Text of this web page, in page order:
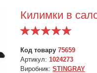
Килимки в
Код товару 75659
Артикул: 1024273
Виробник: STINGRAY